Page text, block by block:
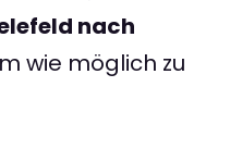
nach
wie möglich zu